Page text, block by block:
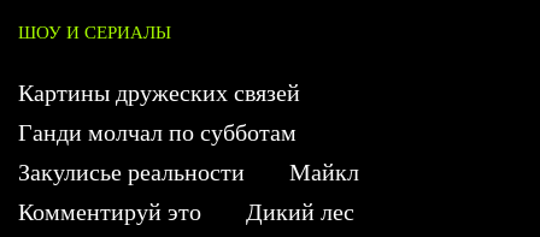
ШОУ И СЕРИАЛЫ
Картины дружеских связей
Ганди молчал по субботам
Закулисье реальности
Майкл
Комментируй это
Дикий лес